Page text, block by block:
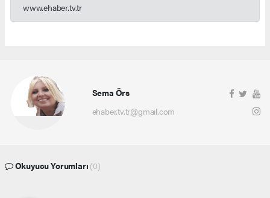
www.ehaber.tv.tr
Sema Örs
ehaber.tv.tr@gmail.com
Okuyucu Yorumları (0)